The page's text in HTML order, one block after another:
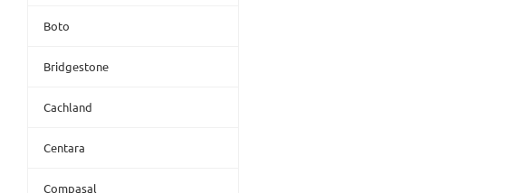
Boto
Bridgestone
Cachland
Centara
Compasal